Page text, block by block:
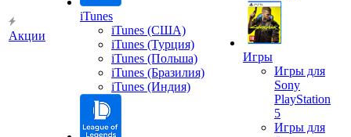
Акции
iTunes
iTunes (США)
iTunes (Турция)
iTunes (Польша)
iTunes (Бразилия)
iTunes (Индия)
Игры
Игры для
Sony
PlayStation
5
Игры для